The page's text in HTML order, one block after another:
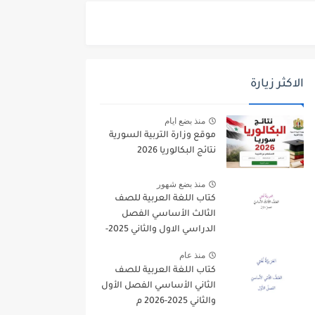
الاكثر زيارة
منذ بضع ايام
موقع وزارة التربية السورية
نتائج البكالوريا 2026
منذ بضع شهور
كتاب اللغة العربية للصف
الثالث الأساسي الفصل
الدراسي الاول والثاني 2025-
منذ عام
كتاب اللغة العربية للصف
الثاني الأساسي الفصل الأول
والثاني 2025-2026 م